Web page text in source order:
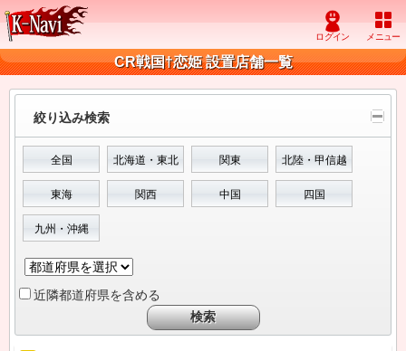
CR戦国†恋姫 設置店舗一覧
絞り込み検索
全国 北海道・東北 関東 北陸・甲信越
東海 関西 中国 四国
九州・沖縄
近隣都道府県を含める